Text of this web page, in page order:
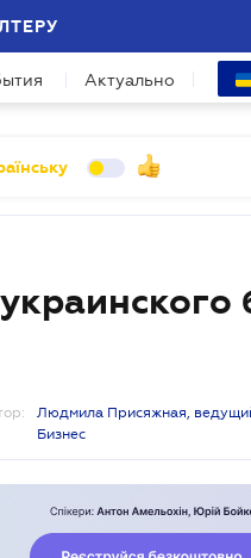
Актуально
Людмила Присяжная,
Бизнес